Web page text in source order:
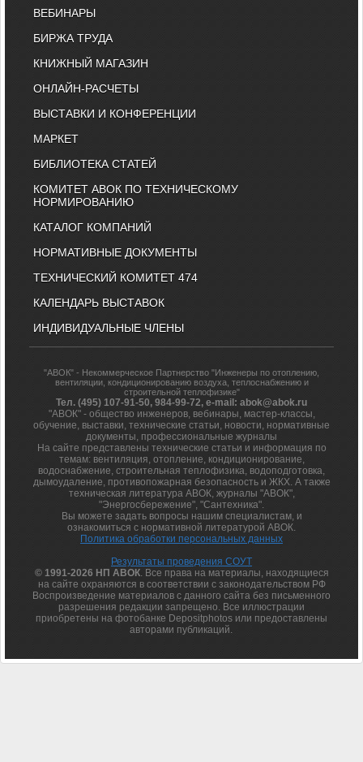
ВЕБИНАРЫ
БИРЖА ТРУДА
КНИЖНЫЙ МАГАЗИН
ОНЛАЙН-РАСЧЕТЫ
ВЫСТАВКИ И КОНФЕРЕНЦИИ
МАРКЕТ
БИБЛИОТЕКА СТАТЕЙ
КОМИТЕТ АВОК ПО ТЕХНИЧЕСКОМУ
НОРМИРОВАНИЮ
КАТАЛОГ КОМПАНИЙ
НОРМАТИВНЫЕ ДОКУМЕНТЫ
ТЕХНИЧЕСКИЙ КОМИТЕТ 474
КАЛЕНДАРЬ ВЫСТАВОК
ИНДИВИДУАЛЬНЫЕ ЧЛЕНЫ
"АВОК" - Некоммерческое Партнерство "Инженеры по отоплению,
вентиляции, кондиционированию воздуха, теплоснабжению и
строительной теплофизике"
Тел. (495) 107-91-50, 984-99-72, e-mail: abok@abok.ru
"АВОК" - общество инженеров, вебинары, мастер-классы,
обучение, выставки, технические статьи, новости, нормативные
документы, профессиональные журналы
На сайте представлены технические статьи и информация по
темам: вентиляция, отопление, кондиционирование,
водоснабжение, строительная теплофизика, водоподготовка,
дымоудаление, противопожарная безопасность и ЖКХ. А также
техническая литература АВОК, журналы "АВОК",
"Энергосбережение", "Сантехника".
Вы можете задать вопросы нашим специалистам, и
ознакомиться с нормативной литературой АВОК.
Политика обработки персональных данных
Результаты проведения СОУТ
© 1991-2026 НП АВОК. Все права на материалы, находящиеся
на сайте охраняются в соответствии с законодательством РФ
Воспроизведение материалов с данного сайта без письменного
разрешения редакции запрещено. Все иллюстрации
приобретены на фотобанке Depositphotos или предоставлены
авторами публикаций.